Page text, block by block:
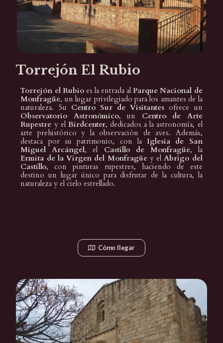
Torrejón El Rubio
Torrejón el Rubioes la entrada alParque Nacional de
Monfragüe, un lugar privilegiado para los amantes de la
naturaleza. Su Centro Sur de Visitantes ofrece un
Observatorio Astronómico, un Centro de Arte
Rupestre y el Birdcenter, dedicados a la astronomía, el
arte prehistórico y la observación de aves. Además,
destaca por su patrimonio, con la Iglesia de San
Miguel Arcángel, el Castillo de Monfragüe, la
Ermita de la Virgen del Monfragüey elAbrigo del
Castillo, con pinturas rupestres, haciendo de este
destino un lugar único para disfrutar de la cultura, la
naturaleza y el cielo estrellado.
Cómo llegar